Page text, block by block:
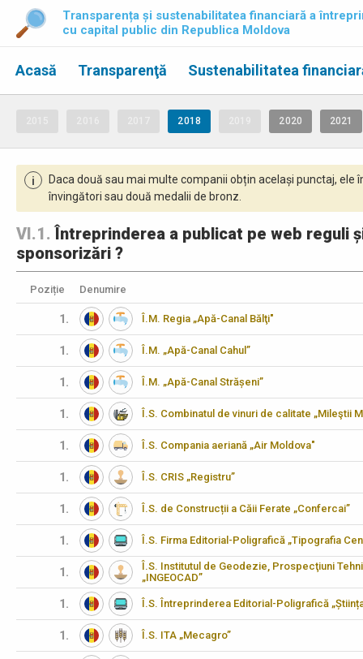
Transparența și sustenabilitatea financiară a
cu capital public din Republica Moldova
Acasă Transparenţă Sustenabilitatea
2018 2020 2021
i
Daca două sau mai multe companii obțin același punctaj,
învingători sau două medalii de bronz.
VI.1.Întreprinderea a publicat pe web reguli
sponsorizări ?
Poziție Denumire
1. Î.M. Regia „Apă-Canal Bălţi"
1. Î.M. „Apă-Canal Cahul”
1. Î.M. „Apă-Canal Strășeni”
1. Î.S. Combinatul de vinuri de calitate „Mileştii
1. Î.S. Compania aeriană „Air Moldova"
1. Î.S. CRIS „Registru”
1. Î.S. de Construcții a Căii Ferate „Confercai”
1. Î.S. Firma Editorial-Poligrafică „Tipografia
1.
Î.S. Institutul de Geodezie, Prospecţiuni
„INGEOCAD”
1. Î.S. Întreprinderea Editorial-Poligrafică
1. Î.S. ITA „Mecagro”